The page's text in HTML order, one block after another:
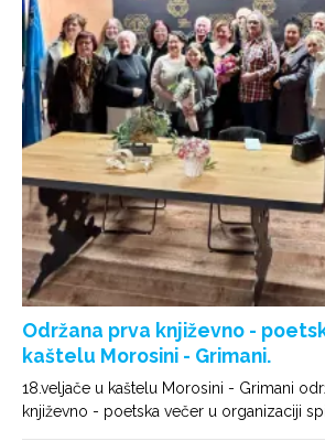
Održana prva književno -
kaštelu Morosini - Grimani.
18.veljače u kaštelu Morosini - Grimani
književno - poetska večer u organizaciji